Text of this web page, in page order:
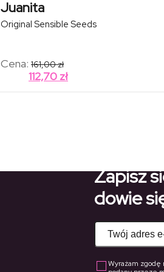
Juanita
Original Sensible Seeds
Cena: 161,00zł
112,70 zł
Zapisz
dowie
Wyrażam zgodę